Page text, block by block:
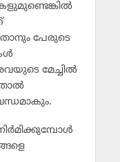
പേരുടെ
മേച്ചില്‍